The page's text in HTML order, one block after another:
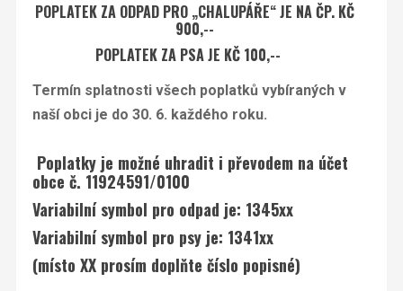
POPLATEK ZA ODPAD PRO „CHALUPÁŘE“ JE NA ČP. KČ
900,--
POPLATEK ZA PSA JE KČ 100,--
Termín splatnosti všech poplatků vybíraných v
naší obci je do 30. 6. každého roku.
Poplatky je možné uhradit i převodem na účet
obce č. 11924591/0100
Variabilní symbol pro odpad je: 1345xx
Variabilní symbol pro psy je: 1341xx
(místo XX prosím doplňte číslo popisné)